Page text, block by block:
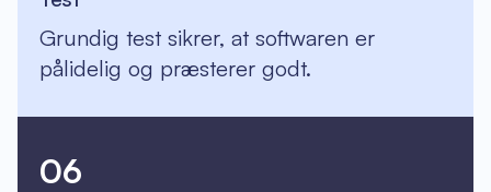
Grundig test sikrer, at softwaren er
pålidelig og præsterer godt.
06